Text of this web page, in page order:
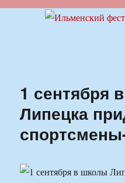
Ильменский
песни
1 сентября
Липецка